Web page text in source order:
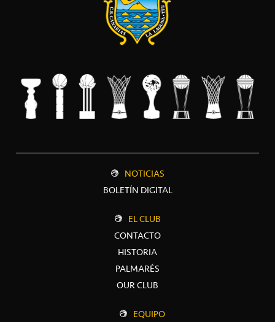
NOTICIAS
BOLETÍN DIGITAL
EL CLUB
CONTACTO
HISTORIA
PALMARÉS
OUR CLUB
EQUIPO